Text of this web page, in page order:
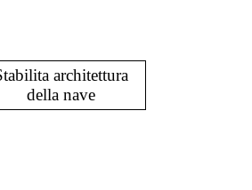
architettura
della nave